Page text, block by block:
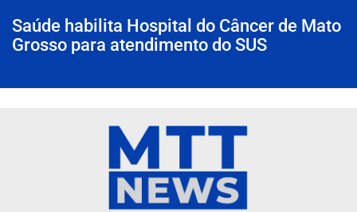
Saúde habilita Hospital do Câncer de Mato
Grosso para atendimento do SUS